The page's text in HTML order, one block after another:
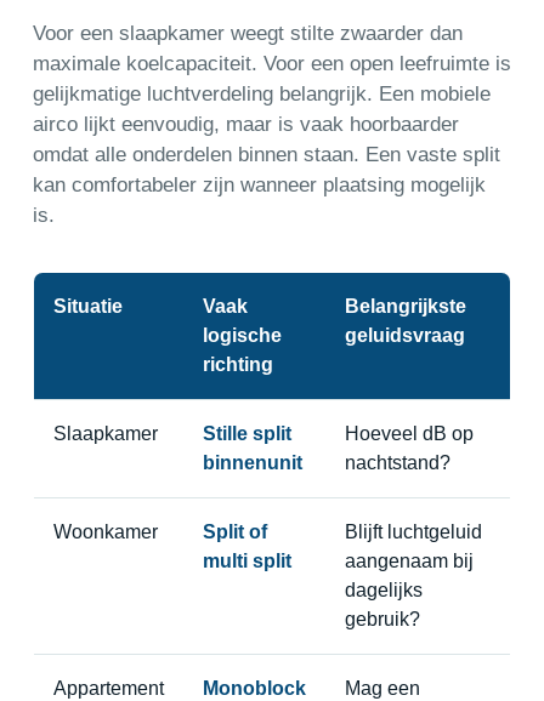
Voor een slaapkamer weegt stilte zwaarder dan
maximale koelcapaciteit. Voor een open leefruimte is
gelijkmatige luchtverdeling belangrijk. Een mobiele
airco lijkt eenvoudig, maar is vaak hoorbaarder
omdat alle onderdelen binnen staan. Een vaste split
kan comfortabeler zijn wanneer plaatsing mogelijk
is.
Situatie
Vaak
logische
richting
Belangrijkste
geluidsvraag
Slaapkamer
Stille split
binnenunit
Hoeveel dB op
nachtstand?
Woonkamer
Split of
multi split
Blijft luchtgeluid
aangenaam bij
dagelijks
gebruik?
Appartement
Monoblock
Mag een